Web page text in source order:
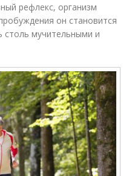
рефлекс, организм
он становится
столь мучительными и